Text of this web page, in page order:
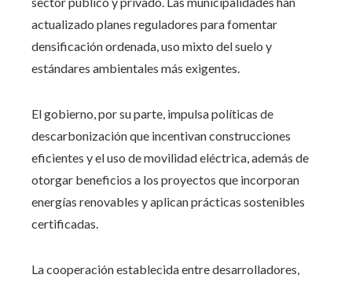
actualizado planes reguladores para fomentar
densificación ordenada, uso mixto del suelo y
estándares ambientales más exigentes.
El gobierno, por su parte, impulsa políticas de
descarbonización que incentivan construcciones
eficientes y el uso de movilidad eléctrica, además de
otorgar beneficios a los proyectos que incorporan
energías renovables y aplican prácticas sostenibles
certificadas.
La cooperación establecida entre desarrolladores,